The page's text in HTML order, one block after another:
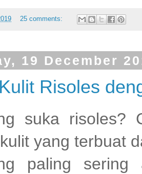
25 comments:
19 December
Risoles
suka risoles?
yang terbuat
paling sering